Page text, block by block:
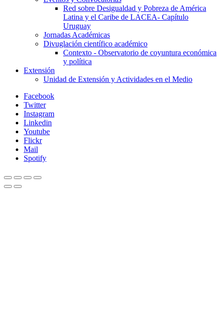
Red sobre Desigualdad y Pobreza de América
Latina y el Caribe de LACEA- Capítulo
Uruguay
Jornadas Académicas
Divuglación científico académico
Contexto - Observatorio de coyuntura económica
y política
Extensión
Unidad de Extensión y Actividades en el Medio
Facebook
Twitter
Instagram
Linkedin
Youtube
Flickr
Mail
Spotify